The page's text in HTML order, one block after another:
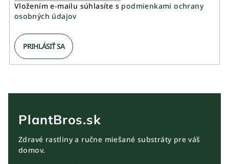
Vložením e-mailu súhlasíte s podmienkami ochrany
osobných údajov
PRIHLÁSIŤ SA
PlantBros.sk
Zdravé rastliny a ručne miešané substráty pre váš
domov.